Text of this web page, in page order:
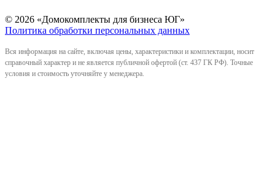
© 2026 «Домокомплекты для бизнеса ЮГ»
Политика обработки персональных данных
Вся информация на сайте, включая цены, характеристики и комплектации, носит
справочный характер и не является публичной офертой (ст. 437 ГК РФ). Точные
условия и стоимость уточняйте у менеджера.